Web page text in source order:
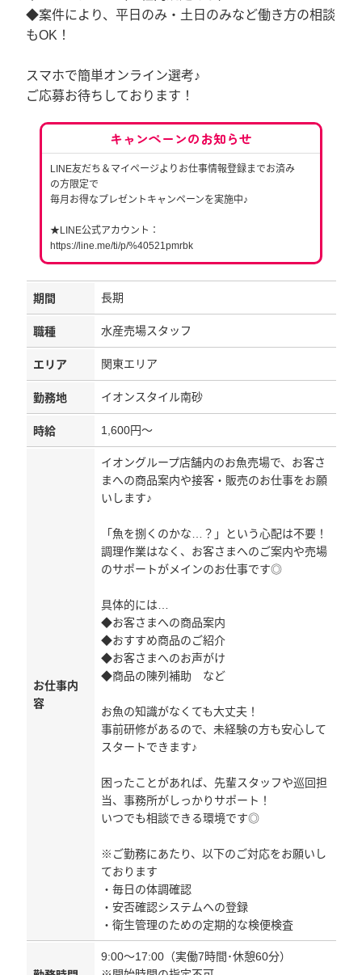
◆案件により、平日のみ・土日のみなど働き方の相談
もOK！
スマホで簡単オンライン選考♪
ご応募お待ちしております！
キャンペーンのお知らせ
LINE友だち＆マイページよりお仕事情報登録までお済み
の方限定で
毎月お得なプレゼントキャンペーンを実施中♪
★LINE公式アカウント：
https://line.me/ti/p/%40521pmrbk
期間 長期
職種 水産売場スタッフ
エリア 関東エリア
勤務地 イオンスタイル南砂
時給 1,600円～
お仕事内
容
イオングループ店舗内のお魚売場で、お客さ
まへの商品案内や接客・販売のお仕事をお願
いします♪
「魚を捌くのかな…？」という心配は不要！
調理作業はなく、お客さまへのご案内や売場
のサポートがメインのお仕事です◎
具体的には…
◆お客さまへの商品案内
◆おすすめ商品のご紹介
◆お客さまへのお声がけ
◆商品の陳列補助 など
お魚の知識がなくても大丈夫！
事前研修があるので、未経験の方も安心して
スタートできます♪
困ったことがあれば、先輩スタッフや巡回担
当、事務所がしっかりサポート！
いつでも相談できる環境です◎
※ご勤務にあたり、以下のご対応をお願いし
ております
・毎日の体調確認
・安否確認システムへの登録
・衛生管理のための定期的な検便検査
9:00～17:00（実働7時間･休憩60分）